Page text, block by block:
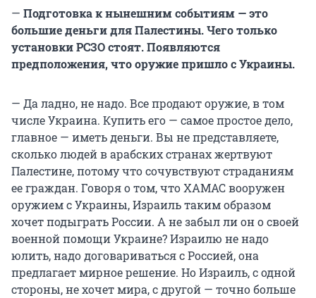
— Подготовка к нынешним событиям — это
большие деньги для Палестины. Чего только
установки РСЗО стоят. Появляются
предположения, что оружие пришло с Украины.
— Да ладно, не надо. Все продают оружие, в том
числе Украина. Купить его — самое простое дело,
главное — иметь деньги. Вы не представляете,
сколько людей в арабских странах жертвуют
Палестине, потому что сочувствуют страданиям
ее граждан. Говоря о том, что ХАМАС вооружен
оружием с Украины, Израиль таким образом
хочет подыграть России. А не забыл ли он о своей
военной помощи Украине? Израилю не надо
юлить, надо договариваться с Россией, она
предлагает мирное решение. Но Израиль, с одной
стороны, не хочет мира, с другой — точно больше